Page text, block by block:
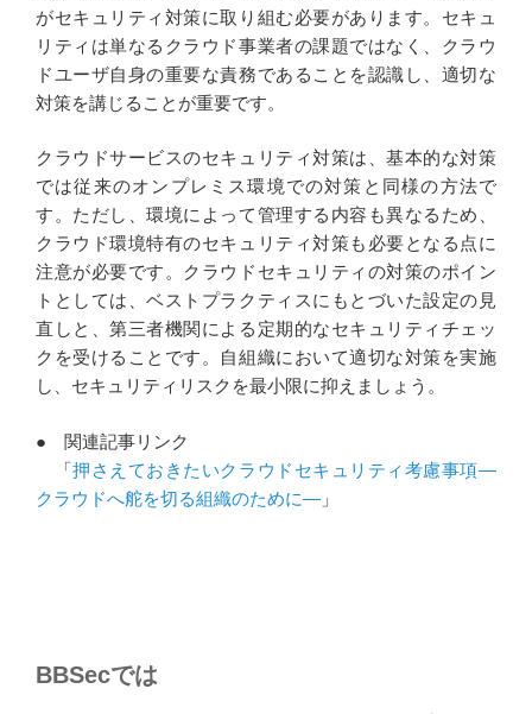
がセキュリティ対策に取り組む必要があります。セキュ
リティは単なるクラウド事業者の課題ではなく、クラウ
ドユーザ自身の重要な責務であることを認識し、適切な
対策を講じることが重要です。
クラウドサービスのセキュリティ対策は、基本的な対策
では従来のオンプレミス環境での対策と同様の方法で
す。ただし、環境によって管理する内容も異なるため、
クラウド環境特有のセキュリティ対策も必要となる点に
注意が必要です。クラウドセキュリティの対策のポイン
トとしては、ベストプラクティスにもとづいた設定の見
直しと、第三者機関による定期的なセキュリティチェッ
クを受けることです。自組織において適切な対策を実施
し、セキュリティリスクを最小限に抑えましょう。
● 関連記事リンク
「押さえておきたいクラウドセキュリティ考慮事項―
クラウドへ舵を切る組織のために― 」
BBSecでは